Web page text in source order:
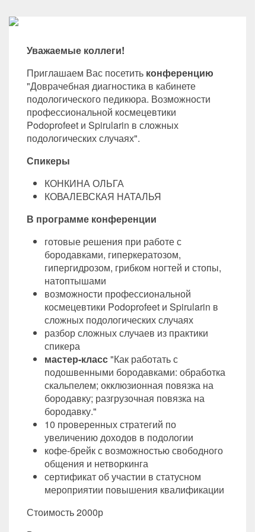
Уважаемые коллеги!
Приглашаем Вас посетить конференцию
"Доврачебная диагностика в кабинете
подологического педикюра. Возможности
профессиональной космецевтики
Podoprofeet и Spirularin в сложных
подологических случаях".
Спикеры
КОНКИНА ОЛЬГА
КОВАЛЕВСКАЯ НАТАЛЬЯ
В программе конференции
готовые решения при работе с
бородавками, гиперкератозом,
гипергидрозом, грибком ногтей и стопы,
натоптышами
возможности профессиональной
космецевтики Podoprofeet и Spirularin в
сложных подологических случаях
разбор сложных случаев из практики
спикера
мастер-класс"Как работать с
подошвенными бородавками: обработка
скальпелем; окклюзионная повязка на
бородавку; разгрузочная повязка на
бородавку."
10 проверенных стратегий по
увеличению доходов в подологии
кофе-брейк с возможностью свободного
общения и нетворкинга
сертификат об участии в статусном
мероприятии повышения квалификации
Стоимость 2000р